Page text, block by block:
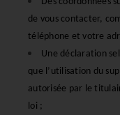
de vous contacter,
téléphone et votre
Une déclaration
que l’utilisation du
autorisée par le
loi ;